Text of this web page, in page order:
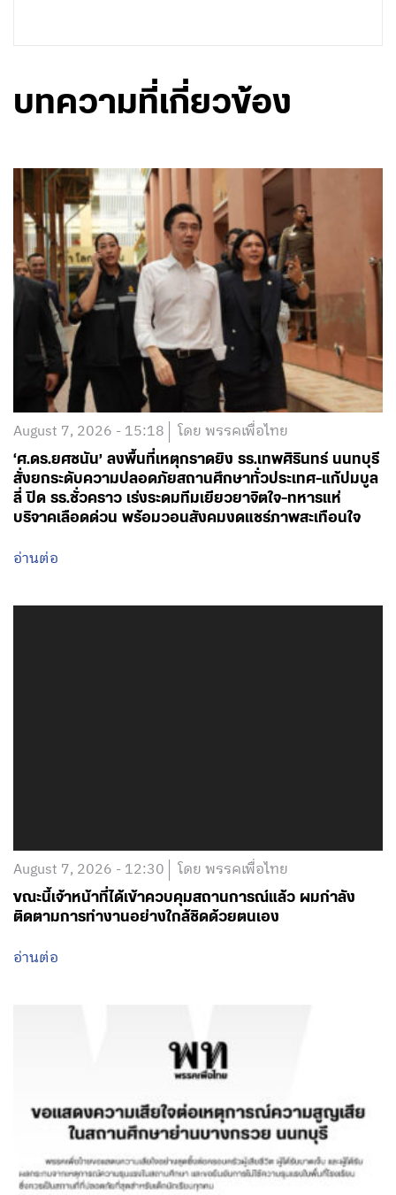
บทความที่เกี่ยวข้อง
August 7, 2026 - 15:18 โดย พรรคเพื่อไทย
‘ศ.ดร.ยศชนัน’ ลงพื้นที่เหตุกราดยิง รร.เทพศิรินทร์ นนทบุรี
สั่งยกระดับความปลอดภัยสถานศึกษาทั่วประเทศ-แก้ปมบูล
ลี่ ปิด รร.ชั่วคราว เร่งระดมทีมเยียวยาจิตใจ-ทหารแห่
บริจาคเลือดด่วน พร้อมวอนสังคมงดแชร์ภาพสะเทือนใจ
อ่านต่อ
August 7, 2026 - 12:30 โดย พรรคเพื่อไทย
ขณะนี้เจ้าหน้าที่ได้เข้าควบคุมสถานการณ์แล้ว ผมกำลัง
ติดตามการทำงานอย่างใกล้ชิดด้วยตนเอง
อ่านต่อ